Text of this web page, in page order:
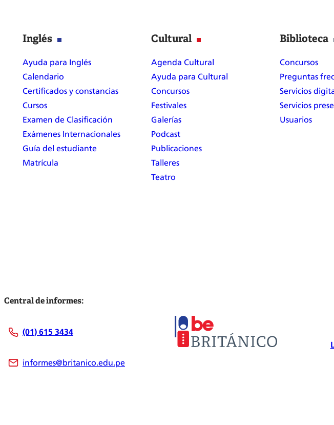
Inglés
Ayuda para Inglés
Calendario
Certificados y constancias
Cursos
Examen de Clasificación
Exámenes Internacionales
Guía del estudiante
Matrícula
Cultural
Agenda Cultural
Ayuda para Cultural
Concursos
Festivales
Galerías
Podcast
Publicaciones
Talleres
Teatro
Biblioteca
Concursos
Preguntas
Servicios
Servicios
Usuarios
Central de informes:
(01) 615 3434
informes@britanico.edu.pe